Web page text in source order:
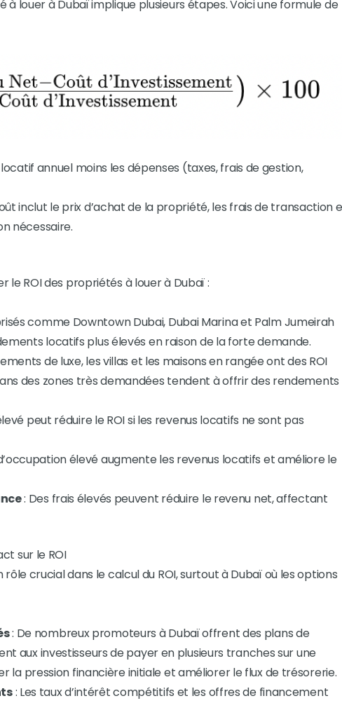
à louer à Dubaï implique plusieurs étapes. Voici une formule de
locatif annuel moins les dépenses (taxes, frais de gestion,
inclut le prix d’achat de la propriété, les frais de transaction
nécessaire.
ROI des propriétés à louer à Dubaï :
comme Downtown Dubai, Dubai Marina et Palm Jumeirah
locatifs plus élevés en raison de la forte demande.
de luxe, les villas et les maisons en rangée ont des ROI
des zones très demandées tendent à offrir des rendements
peut réduire le ROI si les revenus locatifs ne sont pas
élevé augmente les revenus locatifs et améliore le
: Des frais élevés peuvent réduire le revenu net, affectant
sur le ROI
crucial dans le calcul du ROI, surtout à Dubaï où les options
: De nombreux promoteurs à Dubaï offrent des plans de
aux investisseurs de payer en plusieurs tranches sur une
la pression financière initiale et améliorer le flux de trésorerie.
: Les taux d’intérêt compétitifs et les offres de financement